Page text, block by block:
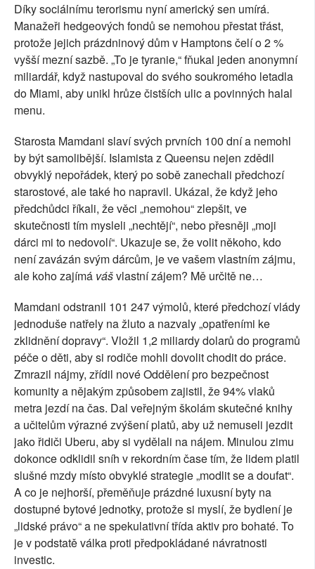
Díky sociálnímu terorismu nyní americký sen umírá.
Manažeři hedgeových fondů se nemohou přestat třást,
protože jejich prázdninový dům v Hamptons čelí o 2 %
vyšší mezní sazbě. „To je tyranie,“ fňukal jeden anonymní
miliardář, když nastupoval do svého soukromého letadla
do Miami, aby unikl hrůze čistších ulic a povinných halal
menu.
Starosta Mamdani slaví svých prvních 100 dní a nemohl
by být samolibější. Islamista z Queensu nejen zdědil
obvyklý nepořádek, který po sobě zanechali předchozí
starostové, ale také ho napravil. Ukázal, že když jeho
předchůdci říkali, že věci „nemohou“ zlepšit, ve
skutečnosti tím mysleli „nechtějí“, nebo přesněji „moji
dárci mi to nedovolí“. Ukazuje se, že volit někoho, kdo
není zavázán svým dárcům, je ve vašem vlastním zájmu,
ale koho zajímá vášvlastní zájem? Mě určitě ne…
Mamdani odstranil 101 247 výmolů, které předchozí vlády
jednoduše natřely na žluto a nazvaly „opatřeními ke
zklidnění dopravy“. Vložil 1,2 miliardy dolarů do programů
péče o děti, aby si rodiče mohli dovolit chodit do práce.
Zmrazil nájmy, zřídil nové Oddělení pro bezpečnost
komunity a nějakým způsobem zajistil, že 94% vlaků
metra jezdí na čas. Dal veřejným školám skutečné knihy
a učitelům výrazné zvýšení platů, aby už nemuseli jezdit
jako řidiči Uberu, aby si vydělali na nájem. Minulou zimu
dokonce odklidil sníh v rekordním čase tím, že lidem platil
slušné mzdy místo obvyklé strategie „modlit se a doufat“.
A co je nejhorší, přeměňuje prázdné luxusní byty na
dostupné bytové jednotky, protože si myslí, že bydlení je
„lidské právo“ a ne spekulativní třída aktiv pro bohaté. To
je v podstatě válka proti předpokládané návratnosti
investic.